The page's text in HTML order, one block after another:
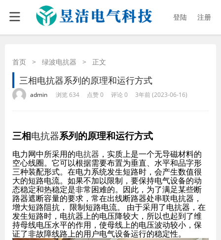
登陆 注册
首页 > 绿波电抗器 > 正文
三相电抗器系列的原理和运行方式
admin 浏览 634 点赞 0 评论 0 3年前 (2023-06-16)
三相电抗器系列的原理和运行方式
电力网中所采用的电抗器 ，实质上是一个无导磁材料的
空心线圈。它可以根据需要布置为垂直、水平和品字形
三种装配形式。在电力系统发生短路时，会产生数值很
大的短路电流。如果不加以限制，要保持电气设备的动
态稳定和热稳定是非常困难的。因此，为了满足某些断
路器遮断容量的要求，常在出线断路器处串联电抗器，
增大短路阻抗， 限制短路电流。 由于采用了电抗器，在
发生短路时，电抗器上的电压降较大，所以也起到了维
持母线电压水平的作用，使母线上的电压波动较小，保
证了非故障线路上的用户电气设备运行的稳定性。